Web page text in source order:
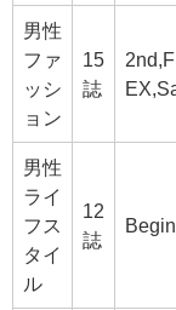
男性
ファ
ッシ
ョン
15
誌
男性
ライ
フス
タイ
ル
12
誌